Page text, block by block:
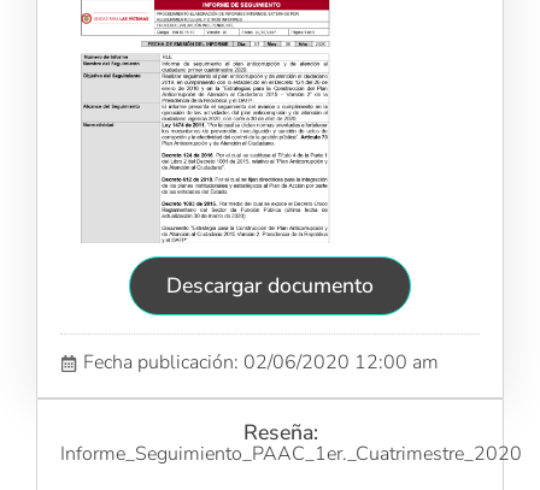
Descargar documento
Fecha publicación: 02/06/2020 12:00 am
Reseña:
Informe_Seguimiento_PAAC_1er._Cuatrimestre_2020